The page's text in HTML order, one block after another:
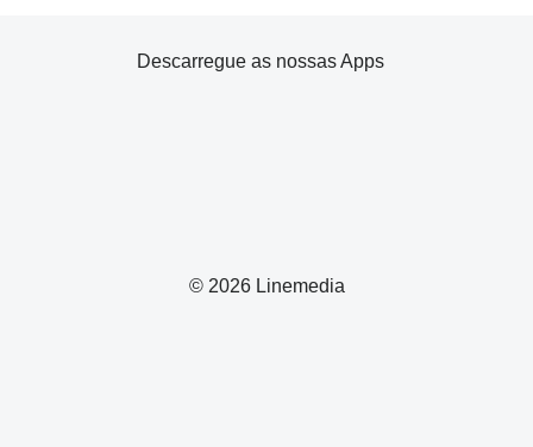
© 2026 Linemedia
Descarregue as nossas Apps